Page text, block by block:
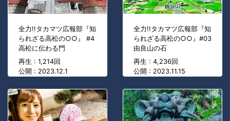
全力!!タカマツ広報部『知
られざる高松の○○』 #4
高松に伝わる門
再生 : 1,214回
公開 : 2023.12.1
全力!!タカマツ広報部『知
られざる高松の○○』#03
由良山の石
再生 : 4,236回
公開 : 2023.11.15